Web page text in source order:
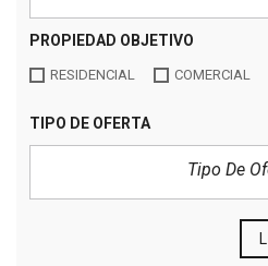
PROPIEDAD OBJETIVO
RESIDENCIAL COMERCIAL
TIPO DE OFERTA
Tipo De